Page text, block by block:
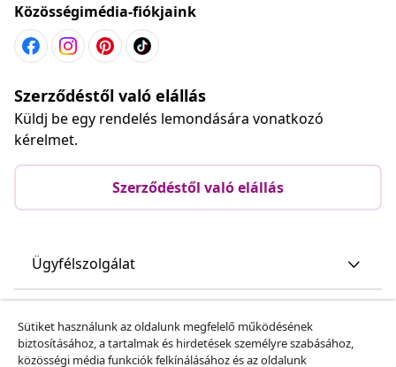
Közösségimédia-fiókjaink
Szerződéstől való elállás
Küldj be egy rendelés lemondására vonatkozó
kérelmet.
Szerződéstől való elállás
Ügyfélszolgálat
Sütiket használunk az oldalunk megfelelő működésének
biztosításához, a tartalmak és hirdetések személyre szabásához,
közösségi média funkciók felkínálásához és az oldalunk